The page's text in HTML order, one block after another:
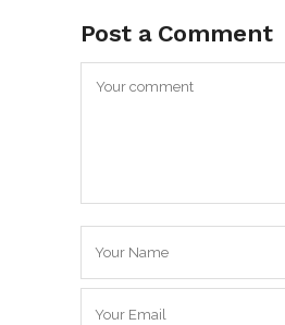
Post a Comment